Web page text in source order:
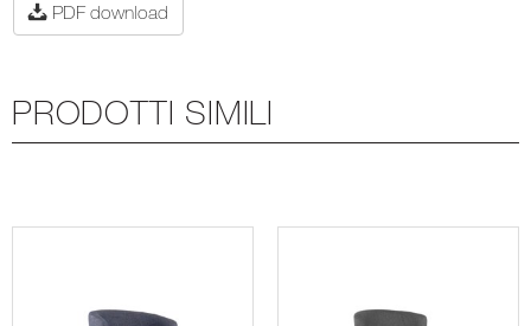
PDF download
PRODOTTI SIMILI